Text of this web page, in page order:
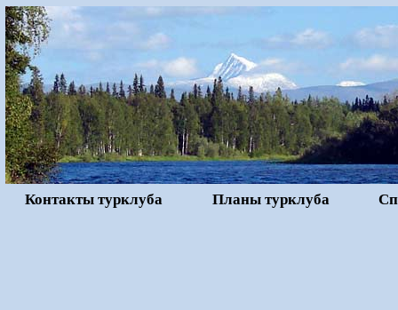
Контакты турклуба Планы турклуба